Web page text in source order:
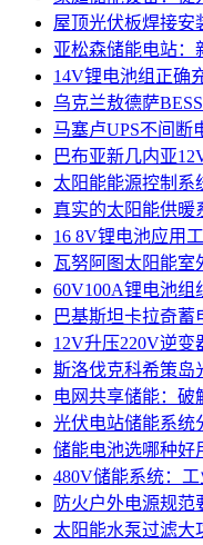
屋顶光伏板焊接安
亚松森储能电站：
14V锂电池组正确
乌克兰敖德萨
马塞卢UPS不间断
巴布亚新几内亚
太阳能能源控制系
真实的太阳能供暖
16 8V锂电池应用
瓦努阿图太阳能室
60V100A锂电池组
巴基斯坦卡拉奇
12V升压220V逆变
斯洛伐克科希策岛
电网共享储能：破
光伏电站储能系统
储能电池选哪种好
480V储能系统：
防火户外电源规
太阳能水泵过滤大